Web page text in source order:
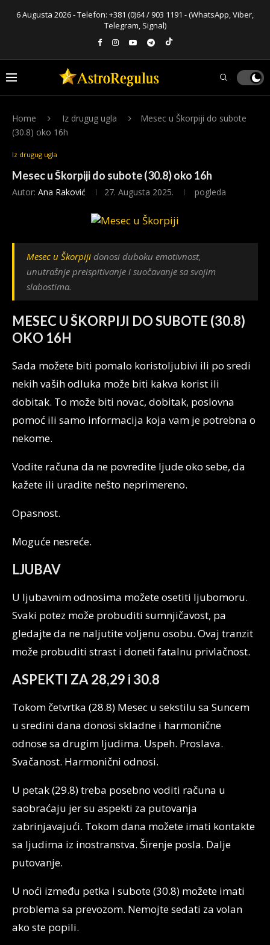
6 Augusta 2026 - Telefon: +381 (0)64 / 903 1191 - (WhatsApp, Viber,
Telegram, Signal)
Home Iz drugug ugla
Mesec u Škorpiji do subote
(30.8) oko 16h
Iz drugug ugla
Mesec u Škorpiji do subote (30.8) oko 16h
Autor: Ana Raković 27. Augusta 2025. pogleda
Mesec u Škorpiji donosi duboku emotivnost,
unutrašnje preispitivanje i suočavanje sa svojim
slabostima.
MESEC U ŠKORPIJI DO SUBOTE (30.8)
OKO 16H
Sada možete biti pomalo koristoljubivi ili po sredi
nekih vaših odluka može biti kakva korist ili
dobitak. To može biti novac, dobitak, poslovna
pomoć ili samo informacija koja vam je potrebna o
nekome.
Vodite računa da ne povredite ljude oko sebe, da
kažete ili uradite nešto neprimereno.
Opasnost.
Moguće nesreće.
LJUBAV
U ljubavnim odnosima možete osetiti ljubomoru.
Svaki potez može probuditi sumnjičavost, pa
gledajte da ne naljutite voljenu osobu. Ovaj tranzit
može probuditi strast i doneti fatalnu privlačnost.
ASPEKTI ZA 28,29 i 30.8
Tokom četvrtka (28.8) Mesec u sekstilu sa Suncem
u sredini dana donosi skladne i harmonične
odnose sa drugim ljudima. Uspeh. Proslava.
Svačanost. Harmonični odnosi.
U petak (29.8) treba posebno voditi računa u
saobraćaju jer su aspekti za putovanja
zabrinjavajući. Tokom dana možete imati kontakte
sa ljudima iz inostranstva. Širenje posla. Dalje
putovanje.
U noći između petka i subote (30.8) možete imati
problema sa prevozom. Nemojte sedati za volan
ako ste popili.